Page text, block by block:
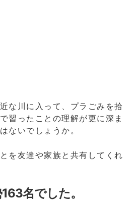
な川に入って、プラごみを拾
習ったことの理解が更に深ま
ないでしょうか。
を友達や家族と共有してくれ
名でした。